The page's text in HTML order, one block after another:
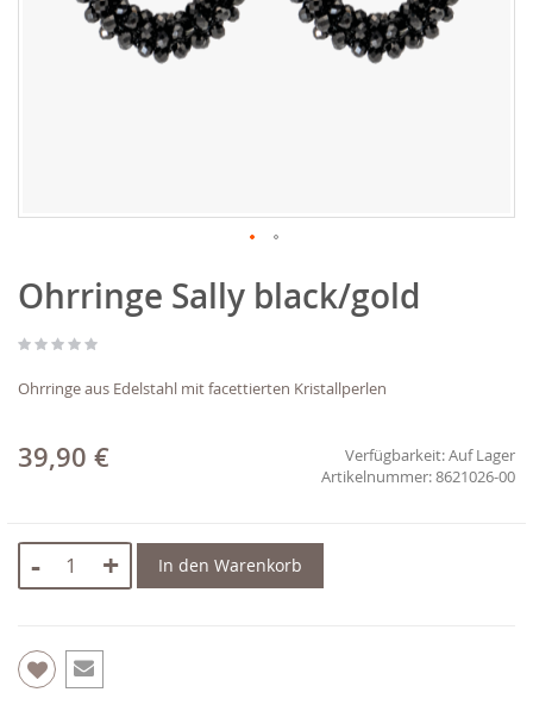
Anfang
der
springen
Ohrringe Sally black/gold
Ohrringe aus Edelstahl mit facettierten Kristallperlen
39,90 € Verfügbarkeit:Auf Lager
8621026-00
- + In den Warenkorb